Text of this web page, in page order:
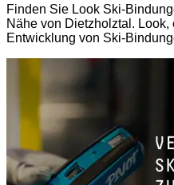
Finden Sie Look Ski-
Nähe von Dietzholztal.
Entwicklung von Ski-